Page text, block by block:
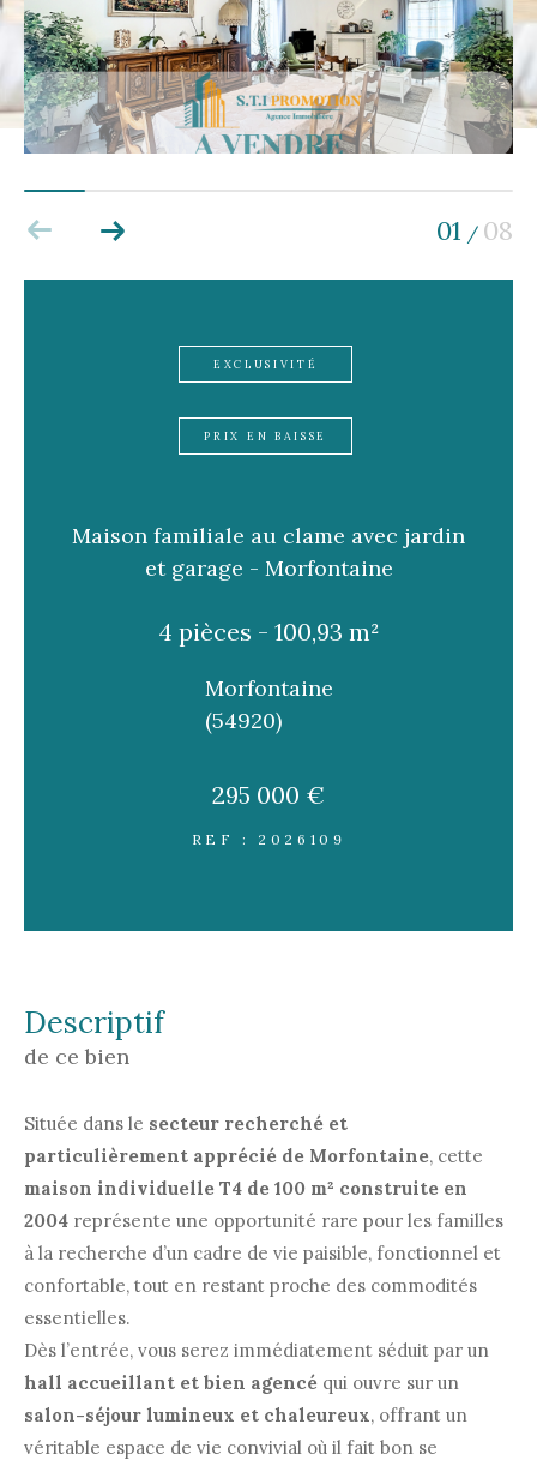
01 / 08
EXCLUSIVITÉ
PRIX EN BAISSE
Maison familiale au clame avec jardin
et garage - Morfontaine
4 pièces - 100,93 m²
Morfontaine
(54920)
295 000 €
REF : 2026109
descriptif
de ce bien
Située dans le secteur recherché et
particulièrement apprécié de Morfontaine, cette
maison individuelle T4 de 100 m² construite en
2004 représente une opportunité rare pour les familles
à la recherche d’un cadre de vie paisible, fonctionnel et
confortable, tout en restant proche des commodités
essentielles.
Dès l’entrée, vous serez immédiatement séduit par un
hall accueillant et bien agencé qui ouvre sur un
salon-séjour lumineux et chaleureux, offrant un
véritable espace de vie convivial où il fait bon se
Pièces
1 2 3 4 5+
Surface
CRITÈRES
FILTRER PAR
Coups de coeur Exclusivités
RECHERCHER